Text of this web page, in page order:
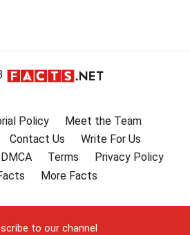
Policy
Meet the Team
Contact Us
Write For Us
DMCA Terms
Privacy Policy
More Facts
to our channel